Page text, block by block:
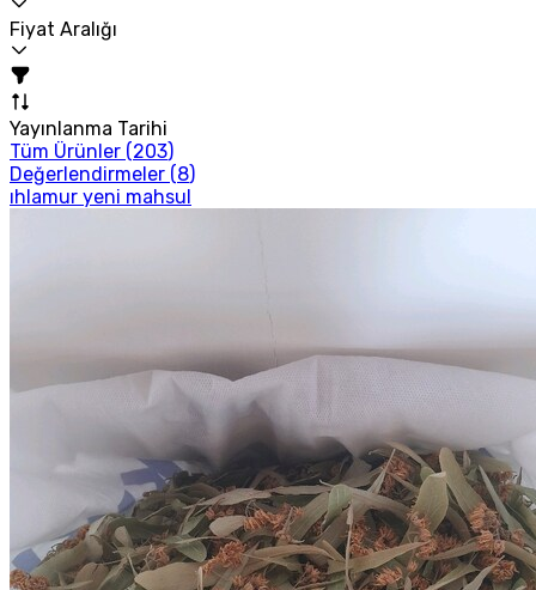
Fiyat Aralığı
Yayınlanma Tarihi
Tüm Ürünler (203)
Değerlendirmeler (8)
ıhlamur yeni mahsul